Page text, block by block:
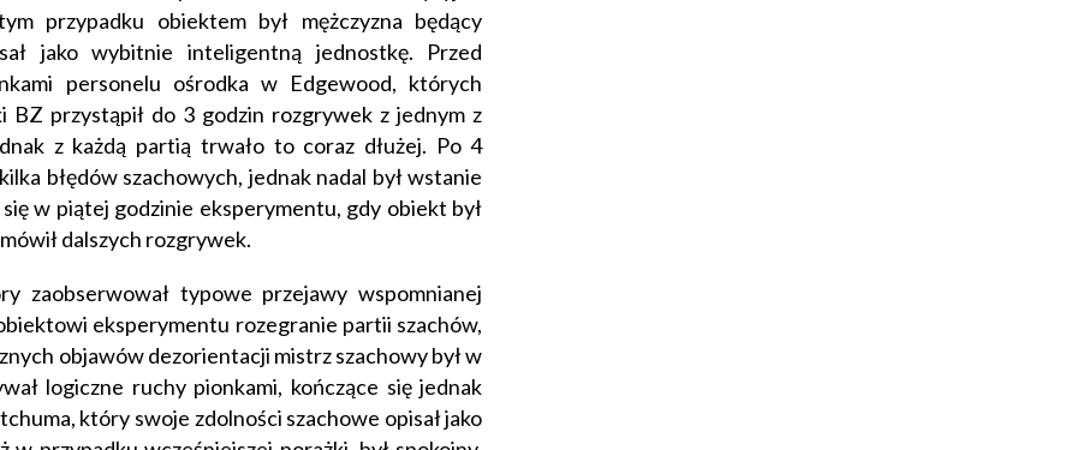
przypadku obiektem był mężczyzna będący
jako wybitnie inteligentną jednostkę. Przed
personelu ośrodka w Edgewood, których
BZ przystąpił do 3 godzin rozgrywek z jednym z
z każdą partią trwało to coraz dłużej. Po 4
błędów szachowych, jednak nadal był wstanie
w piątej godzinie eksperymentu, gdy obiekt był
dalszych rozgrywek.
zaobserwował typowe przejawy wspomnianej
eksperymentu rozegranie partii szachów,
objawów dezorientacji mistrz szachowy był w
logiczne ruchy pionkami, kończące się jednak
który swoje zdolności szachowe opisał jako